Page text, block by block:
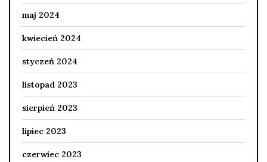
maj 2024
kwiecień 2024
styczeń 2024
listopad 2023
sierpień 2023
lipiec 2023
czerwiec 2023